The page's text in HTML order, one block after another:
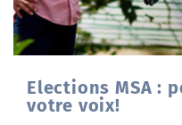
Elections MSA :
votre voix!